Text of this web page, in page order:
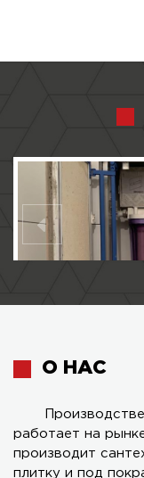
Серия
О НАС
работает на
производит
плитку и под